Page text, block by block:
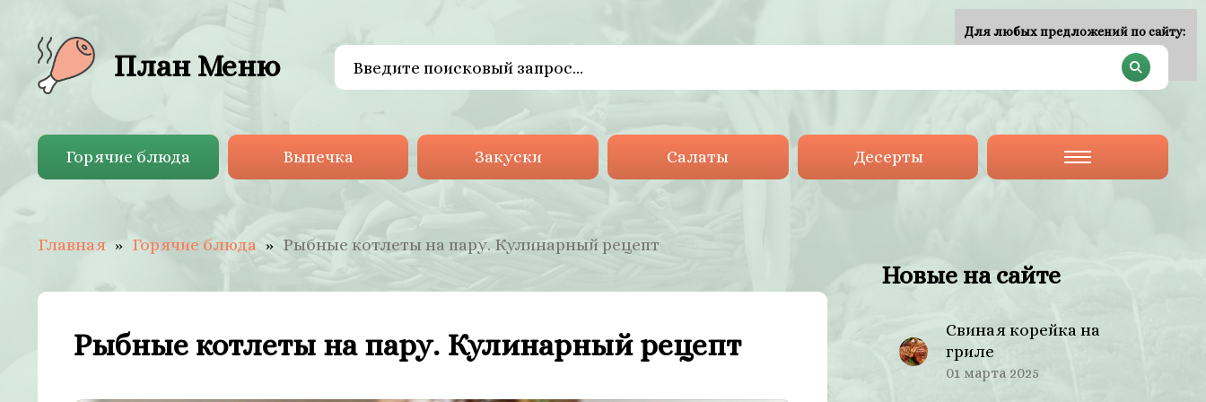
План Меню
Горячие блюда Выпечка Закуски Салаты Десерты
Главная Горячие блюда Рыбные котлеты на пару. Кулинарный рецепт
Рыбные котлеты на пару. Кулинарный рецепт
Новые на сайте
Свиная корейка на
гриле
01 марта 2025
Для любых предложений по сайту: